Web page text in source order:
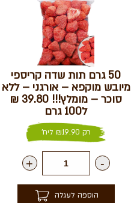
50 גרם תות שדה קריספי
מיובש מוקפא – אורגני – ללא
סוכר – מומלץ!!! 39.80 ₪
ל100 גרם
רק ₪19.90 ליח'
-
+
הוספה לעגלה